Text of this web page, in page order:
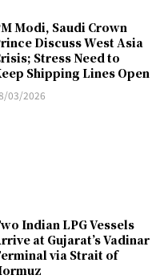
Modi, Saudi Crown
Discuss West Asia
Stress Need to
Shipping Lines Open
03/2026
Indian LPG Vessels
at Gujarat’s Vadinar
via Strait of